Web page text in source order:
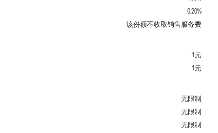
0.20%
该份额不收取销售服务费
1元
1元
无限制
无限制
无限制